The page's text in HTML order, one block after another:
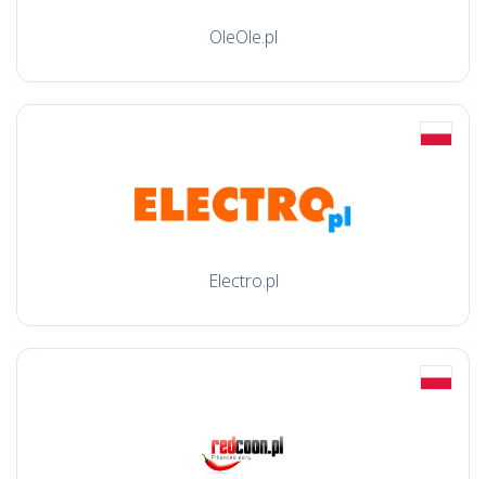
OleOle.pl
Electro.pl